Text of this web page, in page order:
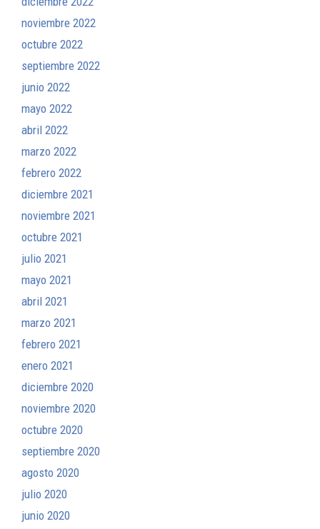
noviembre 2022
octubre 2022
septiembre 2022
junio 2022
mayo 2022
abril 2022
marzo 2022
febrero 2022
diciembre 2021
noviembre 2021
octubre 2021
julio 2021
mayo 2021
abril 2021
marzo 2021
febrero 2021
enero 2021
diciembre 2020
noviembre 2020
octubre 2020
septiembre 2020
agosto 2020
julio 2020
junio 2020